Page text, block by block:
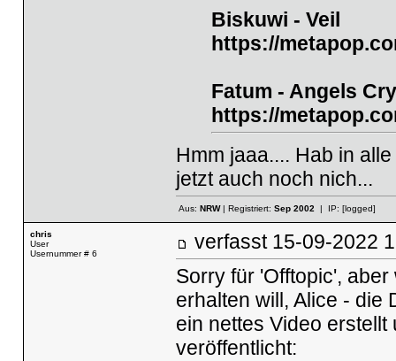
Biskuwi - Veil
https://
Fatum - Angels Cry
https://
Hmm jaaa.... Hab in
jetzt auch noch nich...
Aus: NRW| Registriert: Sep 2002| IP: [logged]
chris
User
Usernummer # 6
verfasst 15-09-
Sorry für 'Offtopic',
erhalten will, Alice - die
ein nettes Video
veröffentlicht: